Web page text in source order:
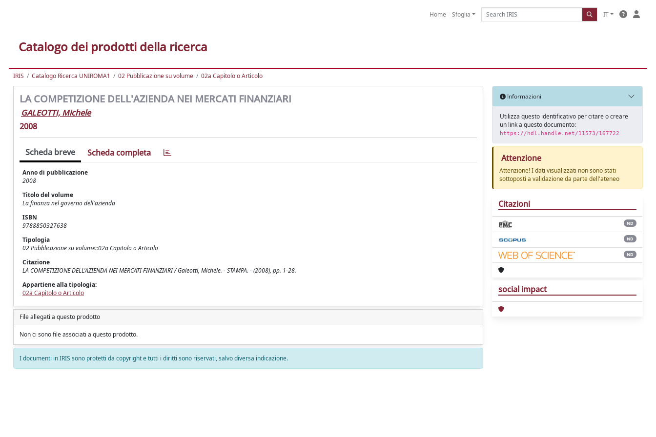
Home Sfoglia IT
Catalogo dei prodotti della ricerca
IRIS Catalogo Ricerca UNIROMA1 02 Pubblicazione su volume 02a Capitolo o Articolo
LA COMPETIZIONE DELL'AZIENDA NEI MERCATI FINANZIARI
GALEOTTI, Michele
2008
Scheda breve Scheda completa
Anno di pubblicazione
2008
Titolo del volume
La finanza nel governo dell'azienda
ISBN
9788850327638
Tipologia
02 Pubblicazione su volume::02a Capitolo o Articolo
Citazione
LA COMPETIZIONE DELL'AZIENDA NEI MERCATI FINANZIARI / Galeotti, Michele. - STAMPA. - (2008), pp. 1-28.
Appartiene alla tipologia:
02a Capitolo o Articolo
File allegati a questo prodotto
Non ci sono file associati a questo prodotto.
I documenti in IRIS sono protetti da copyright e tutti i diritti sono riservati, salvo diversa indicazione.
Informazioni
Utilizza questo identificativo per citare o creare
un link a questo documento:
https://hdl.handle.net/11573/167722
Attenzione
Attenzione! I dati visualizzati non sono stati
sottoposti a validazione da parte dell'ateneo
Citazioni
ND
ND
ND
social impact